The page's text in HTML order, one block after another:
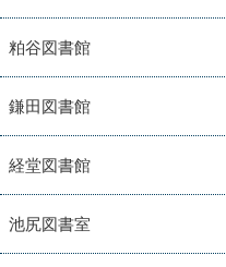
粕谷図書館
鎌田図書館
経堂図書館
池尻図書室